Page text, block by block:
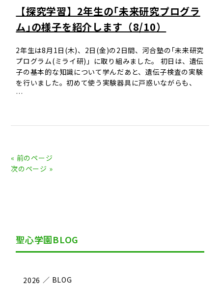
【探究学習】2年生の｢未来研究プログラ
ム｣の様子を紹介します（8/10）
2年生は8月1日(木)、2日(金)の2日間、河合塾の｢未来研究
プログラム(ミライ研)」に取り組みました。 初日は、遺伝
子の基本的な知識について学んだあと、遺伝子検査の実験
を行いました。初めて使う実験器具に戸惑いながらも、
…
« 前のページ
次のページ »
聖心学園BLOG
2026